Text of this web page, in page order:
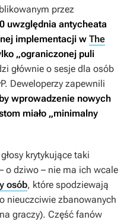
przez
uwzględnia antycheata
implementacji w The
„ograniczonej puli
głównie o sesje dla osób
Deweloperzy zapewnili
wprowadzenie nowych
miało „minimalny
krytykujące taki
o dziwo – nie ma ich wcale
osób, które spodziewają
nieuczciwie zbanowanych
graczy). Część fanów